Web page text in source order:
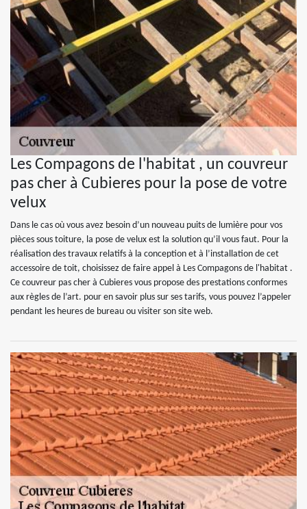
Les Compagons de l'habitat , un couvreur
pas cher à Cubieres pour la pose de votre
velux
Dans le cas où vous avez besoin d’un nouveau puits de lumière pour vos
pièces sous toiture, la pose de velux est la solution qu’il vous faut. Pour la
réalisation des travaux relatifs à la conception et à l’installation de cet
accessoire de toit, choisissez de faire appel à Les Compagons de l'habitat .
Ce couvreur pas cher à Cubieres vous propose des prestations conformes
aux règles de l’art. pour en savoir plus sur ses tarifs, vous pouvez l’appeler
pendant les heures de bureau ou visiter son site web.